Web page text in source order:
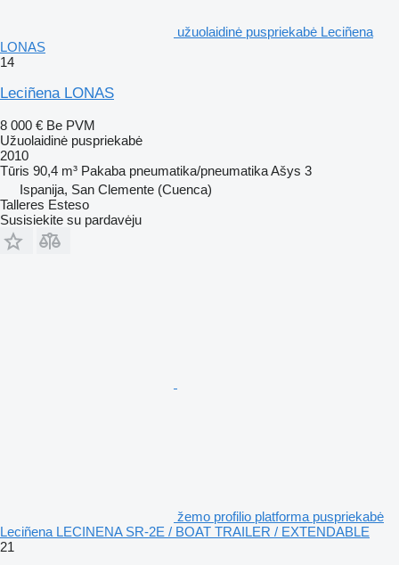
užuolaidinė puspriekabė Leciñena
LONAS
14
Leciñena LONAS
8 000 € Be PVM
Užuolaidinė puspriekabė
2010
Tūris 90,4 m³ Pakaba pneumatika/pneumatikaAšys 3
Ispanija, San Clemente (Cuenca)
Talleres Esteso
Susisiekite su pardavėju
žemo profilio platforma puspriekabė
Leciñena LECINENA SR-2E / BOAT TRAILER / EXTENDABLE
21